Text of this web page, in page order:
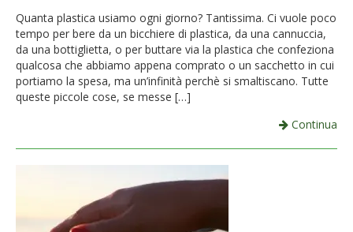
Quanta plastica usiamo ogni giorno? Tantissima. Ci vuole poco
tempo per bere da un bicchiere di plastica, da una cannuccia,
da una bottiglietta, o per buttare via la plastica che confeziona
qualcosa che abbiamo appena comprato o un sacchetto in cui
portiamo la spesa, ma un’infinità perchè si smaltiscano. Tutte
queste piccole cose, se messe […]
Continua